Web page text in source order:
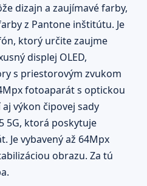
dizajn a zaujímavé farby,
z Pantone inštitútu. Je
ktorý určite zaujme
displej OLED,
s priestorovým zvukom
fotoaparát s optickou
výkon čipovej sady
5G, ktorá poskytuje
Je vybavený až 64Mpx
obrazu. Za tú